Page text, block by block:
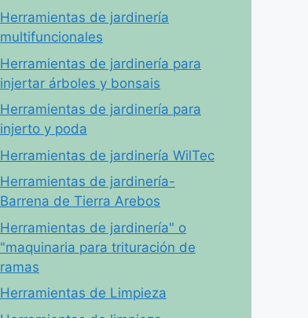
Herramientas de jardinería
multifuncionales
Herramientas de jardinería para
injertar árboles y bonsais
Herramientas de jardinería para
injerto y poda
Herramientas de jardinería WilTec
Herramientas de jardinería-
Barrena de Tierra Arebos
Herramientas de jardinería" o
"maquinaria para trituración de
ramas
Herramientas de Limpieza